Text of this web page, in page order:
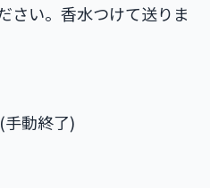
さい。香水つけて送りま
手動終了)